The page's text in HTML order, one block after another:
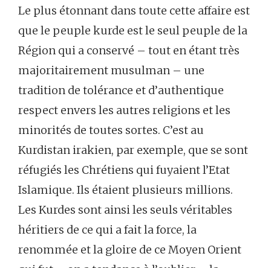
Le plus étonnant dans toute cette affaire est
que le peuple kurde est le seul peuple de la
Région qui a conservé – tout en étant très
majoritairement musulman – une
tradition de tolérance et d’authentique
respect envers les autres religions et les
minorités de toutes sortes. C’est au
Kurdistan irakien, par exemple, que se sont
réfugiés les Chrétiens qui fuyaient l’Etat
Islamique. Ils étaient plusieurs millions.
Les Kurdes sont ainsi les seuls véritables
héritiers de ce qui a fait la force, la
renommée et la gloire de ce Moyen Orient